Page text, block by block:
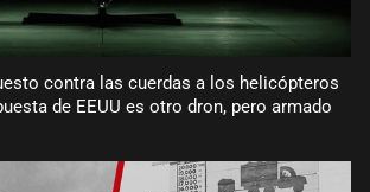
contra las cuerdas a los helicópteros
de EEUU es otro dron, pero armado